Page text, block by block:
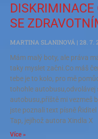
DISKRIMINACE
SE
MARTINA SLANINOVÁ
28. 7.
Mám malý boty, ale práva
taky myslet začni.Co máš
tebe je to kolo, pro mě
tohohle autobusu,odvolávej
autobusu,příště mi vezmeš
jste poznali text písně
Tap, jejíhož autora Xindla X
Více »